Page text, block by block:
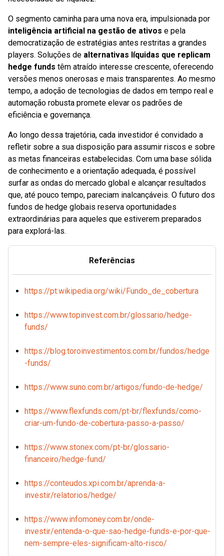
O segmento caminha para uma nova era, impulsionada por
inteligência artificial na gestão de ativos e pela
democratização de estratégias antes restritas a grandes
players. Soluções de alternativas líquidas que replicam
hedge funds têm atraído interesse crescente, oferecendo
versões menos onerosas e mais transparentes. Ao mesmo
tempo, a adoção de tecnologias de dados em tempo real e
automação robusta promete elevar os padrões de
eficiência e governança.
Ao longo dessa trajetória, cada investidor é convidado a
refletir sobre a sua disposição para assumir riscos e sobre
as metas financeiras estabelecidas. Com uma base sólida
de conhecimento e a orientação adequada, é possível
surfar as ondas do mercado global e alcançar resultados
que, até pouco tempo, pareciam inalcançáveis. O futuro dos
fundos de hedge globais reserva oportunidades
extraordinárias para aqueles que estiverem preparados
para explorá-las.
Referências
https://pt.wikipedia.org/wiki/Fundo_de_cobertura
https://www.topinvest.com.br/glossario/hedge-
funds/
https://blog.toroinvestimentos.com.br/fundos/hedge
-funds/
https://www.suno.com.br/artigos/fundo-de-hedge/
https://www.flexfunds.com/pt-br/flexfunds/como-
criar-um-fundo-de-cobertura-passo-a-passo/
https://www.stonex.com/pt-br/glossario-
financeiro/hedge-fund/
https://conteudos.xpi.com.br/aprenda-a-
investir/relatorios/hedge/
https://www.infomoney.com.br/onde-
investir/entenda-o-que-sao-hedge-funds-e-por-que-
nem-sempre-eles-significam-alto-risco/